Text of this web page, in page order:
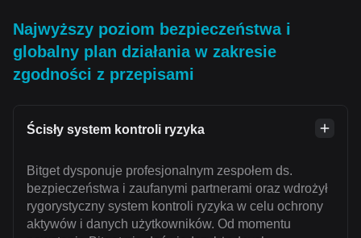
Najwyższy poziom bezpieczeństwa i
globalny plan działania w zakresie
zgodności z przepisami
Ścisły system kontroli ryzyka
Bitget dysponuje profesjonalnym zespołem ds.
bezpieczeństwa i zaufanymi partnerami oraz wdrożył
rygorystyczny system kontroli ryzyka w celu ochrony
aktywów i danych użytkowników. Od momentu